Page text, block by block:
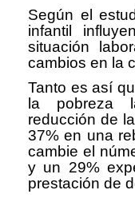
Según el
infantil
situación
cambios en la
Tanto es así
la pobreza
reducción de
37% en una
cambie el
y un 29%
prestación de